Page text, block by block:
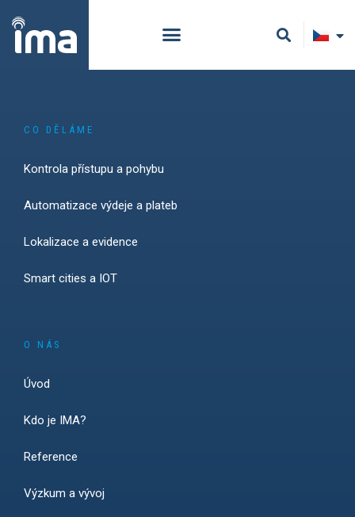
CO DĚLÁME
Kontrola přístupu a pohybu
Automatizace výdeje a plateb
Lokalizace a evidence
Smart cities a IOT
O NÁS
Úvod
Kdo je IMA?
Reference
Výzkum a vývoj